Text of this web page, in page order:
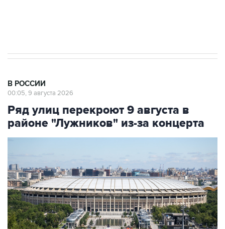
В РОССИИ
00:05, 9 августа 2026
Ряд улиц перекроют 9 августа в
районе "Лужников" из-за концерта